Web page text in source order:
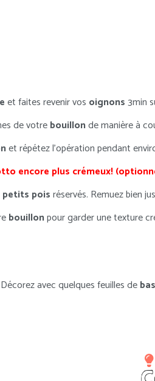
et faites revenir vos oignons3min
de votrebouillonde manière à
et répétez l’opération pendant
encore plus crémeux!
petits poisréservés. Remuez bien
bouillonpour garder une texture
avec quelques feuilles de